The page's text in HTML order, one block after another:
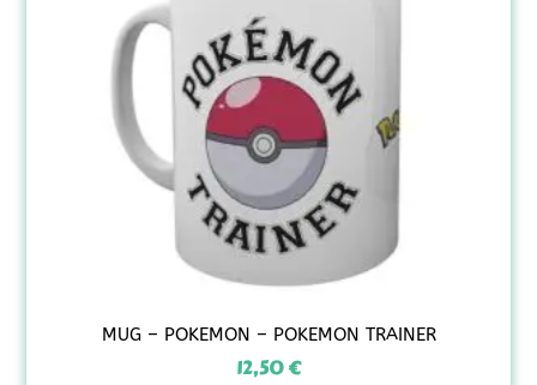
MUG – POKEMON – POKEMON TRAINER
12,50€